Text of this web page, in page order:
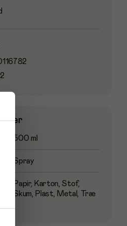
500 ml
Spray
Papir, Karton, Stof,
Skum, Plast, Metal, Træ